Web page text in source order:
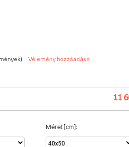
) Vélemény hozzáadása
11
Méret [cm]: